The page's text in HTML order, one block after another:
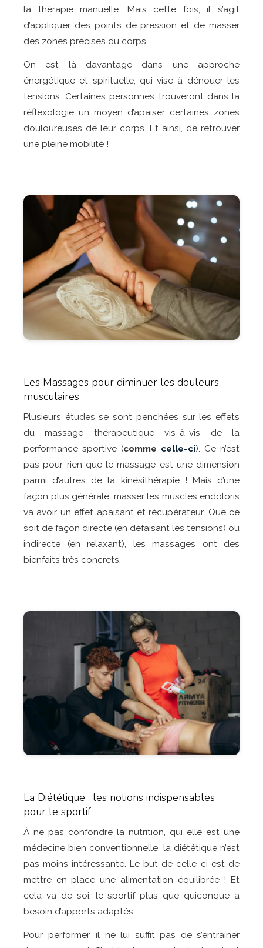
la thérapie manuelle. Mais cette fois, il s’agit
d’appliquer des points de pression et de masser
des zones précises du corps.
On est là davantage dans une approche
énergétique et spirituelle, qui vise à dénouer les
tensions. Certaines personnes trouveront dans la
réflexologie un moyen d’apaiser certaines zones
douloureuses de leur corps. Et ainsi, de retrouver
une pleine mobilité !
Les Massages pour diminuer les douleurs
musculaires
Plusieurs études se sont penchées sur les effets
du massage thérapeutique vis-à-vis de la
performance sportive (comme celle-ci). Ce n’est
pas pour rien que le massage est une dimension
parmi d’autres de la kinésithérapie ! Mais d’une
façon plus générale, masser les muscles endoloris
va avoir un effet apaisant et récupérateur. Que ce
soit de façon directe (en défaisant les tensions) ou
indirecte (en relaxant), les massages ont des
bienfaits très concrets.
La Diététique : les notions indispensables
pour le sportif
À ne pas confondre la nutrition, qui elle est une
médecine bien conventionnelle, la diététique n’est
pas moins intéressante. Le but de celle-ci est de
mettre en place une alimentation équilibrée ! Et
cela va de soi, le sportif plus que quiconque a
besoin d’apports adaptés.
Pour performer, il ne lui suffit pas de s’entrainer